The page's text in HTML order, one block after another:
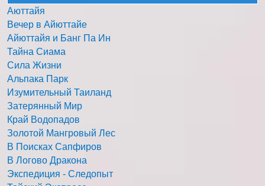
Аюттайя
Вечер в Айюттайе
Айюттайя и Банг Па Ин
Тайна Сиама
Сила Жизни
Альпака Парк
Изумительный Таиланд
Затерянный Мир
Край Водопадов
Золотой Мангровый Лес
В Поисках Сапфиров
В Логово Дракона
Экспедиция - Следопыт